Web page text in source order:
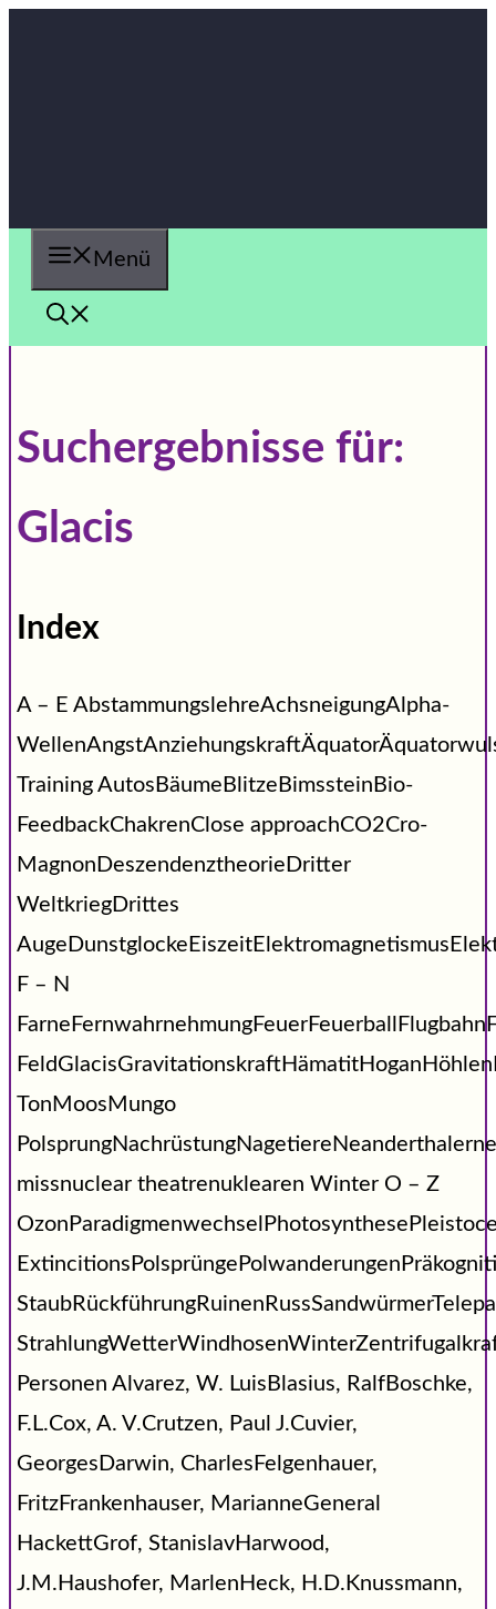
Menü
Suchergebnisse für:
Glacis
Index
A – E AbstammungslehreAchsneigungAlpha-
Training AutosBäumeBlitzeBimssteinBio-
FeedbackChakrenClose approachCO2Cro-
MagnonDeszendenztheorieDritter
WeltkriegDrittes
F – N
TonMoosMungo
missnuclear theatrenuklearen Winter O – Z
Personen Alvarez, W. LuisBlasius, RalfBoschke,
F.L.Cox, A. V.Crutzen, Paul J.Cuvier,
GeorgesDarwin, CharlesFelgenhauer,
FritzFrankenhauser, MarianneGeneral
HackettGrof, StanislavHarwood,
J.M.Haushofer, MarlenHeck, H.D.Knussmann,